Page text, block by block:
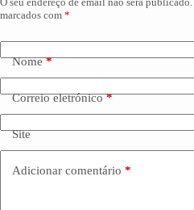
marcados com *
Nome*
Correio eletrónico*
Site
Adicionar comentário *